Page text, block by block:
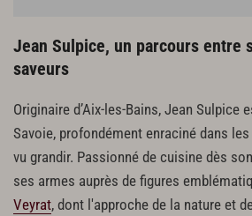
Jean Sulpice, un parcours entre
saveurs
Originaire d’Aix-les-Bains, Jean Sulpice
Savoie, profondément enraciné dans
vu grandir. Passionné de cuisine dès
ses armes auprès de figures
Veyrat, dont l'approche de la nature et